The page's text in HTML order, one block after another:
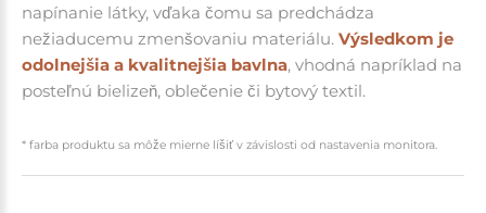
napínanie látky, vďaka čomu sa predchádza
nežiaducemu zmenšovaniu materiálu. Výsledkom je
odolnejšia a kvalitnejšia bavlna, vhodná napríklad na
posteľnú bielizeň, oblečenie či bytový textil.
* farba produktu sa môže mierne líšiť v závislosti od nastavenia monitora.